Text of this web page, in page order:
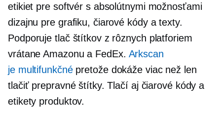
etikiet pre softvér s absolútnymi možnosťami
dizajnu pre grafiku, čiarové kódy a texty.
Podporuje tlač štítkov z rôznych platforiem
vrátane Amazonu a FedEx. Arkscan
je multifunkčnépretože dokáže viac než len
tlačiť prepravné štítky. Tlačí aj čiarové kódy a
etikety produktov.